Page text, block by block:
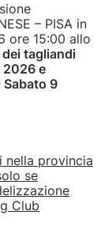
– PISA in
ore 15:00 allo
tagliandi
2026 e
9
nella provincia
se
Club